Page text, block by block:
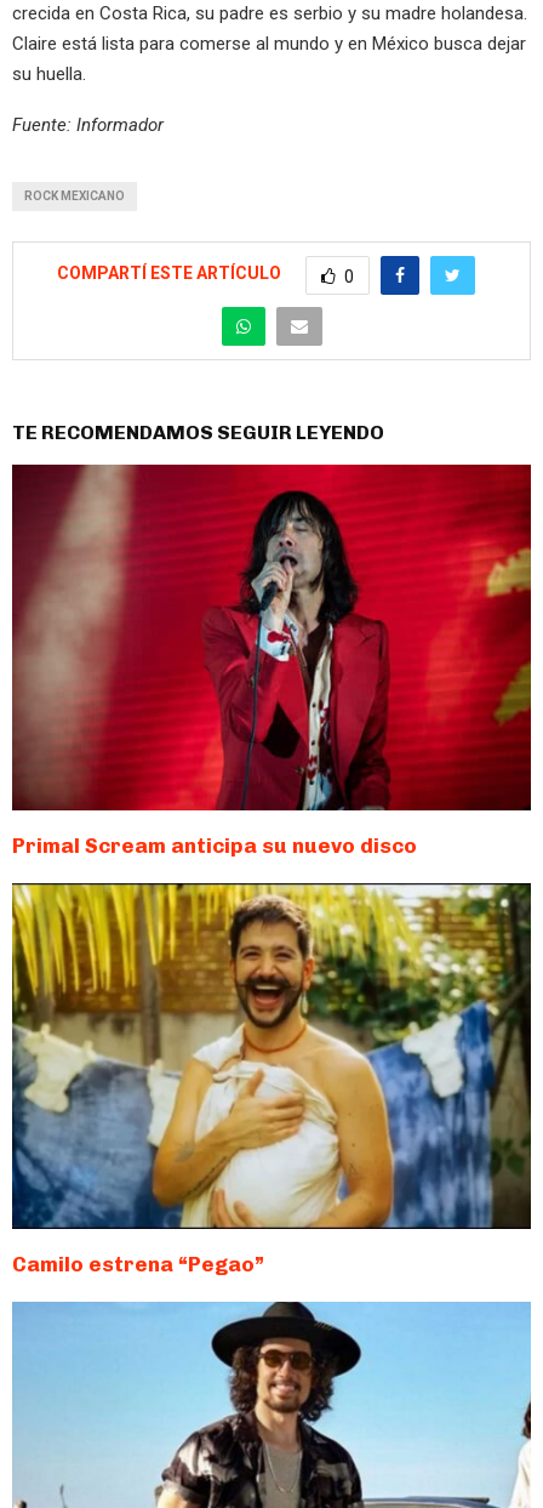
crecida en Costa Rica, su padre es serbio y su madre holandesa.
Claire está lista para comerse al mundo y en México busca dejar
su huella.
Fuente: Informador
ROCK MEXICANO
COMPARTÍ ESTE ARTÍCULO 0
TE RECOMENDAMOS SEGUIR LEYENDO
Primal Scream anticipa su nuevo disco
Camilo estrena “Pegao”